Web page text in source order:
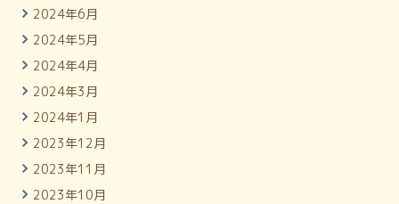
2024年6月
2024年5月
2024年4月
2024年3月
2024年1月
2023年12月
2023年11月
2023年10月